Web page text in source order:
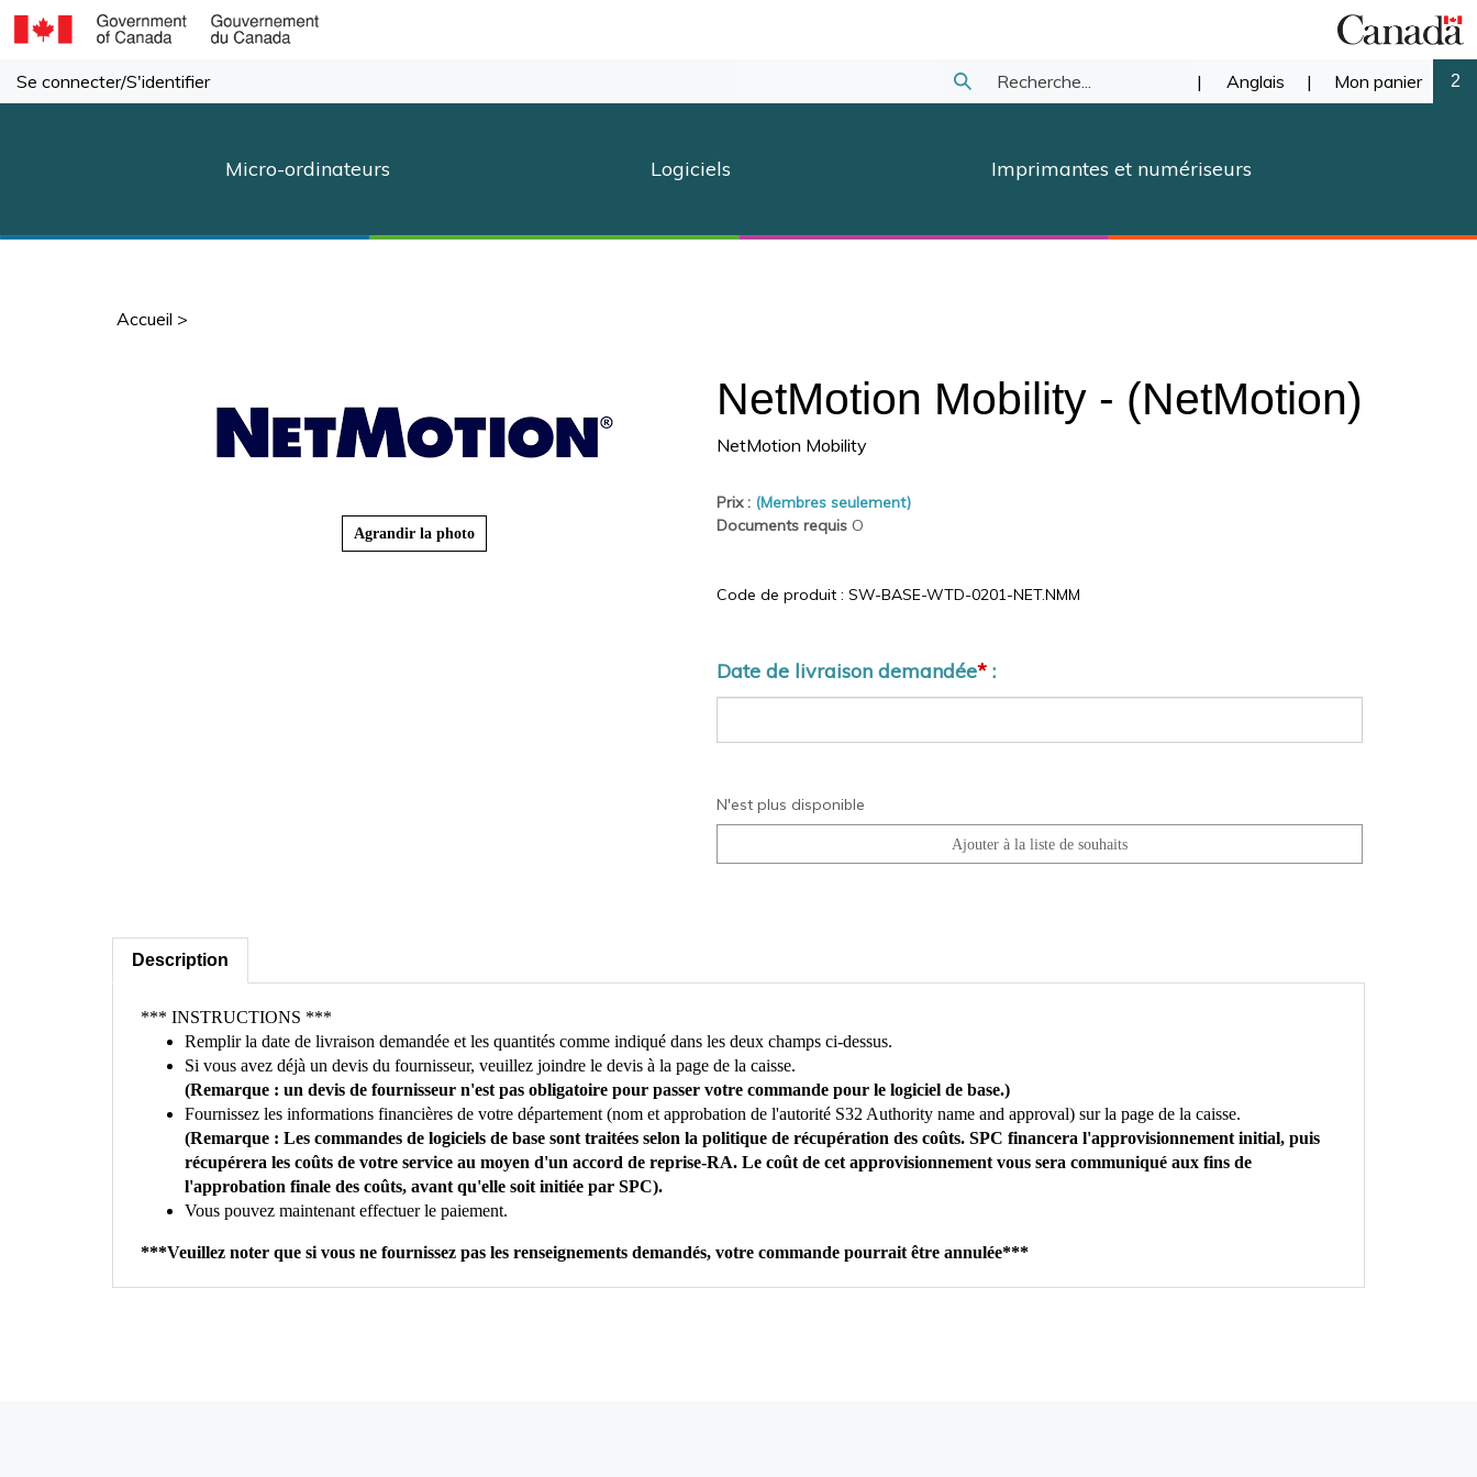
Passer
Se connecter/S'identifier
Recherche
notre
Soumettre
recherche
| Anglais | Mon panier 2
Micro-ordinateurs Logiciels Imprimantes et numériseurs
Accueil >
Agrandir la photo
NetMotion Mobility - (NetMotion)
NetMotion Mobility
Prix : (Membres seulement)
Documents requis O
Code de produit : SW-BASE-WTD-0201-NET.NMM
Date de livraison demandée* :
N'est plus disponible
Description
*** INSTRUCTIONS ***
Remplir la date de livraison demandée et les quantités comme indiqué dans les deux champs ci-dessus.
Si vous avez déjà un devis du fournisseur, veuillez joindre le devis à la page de la caisse.
(Remarque : un devis de fournisseur n'est pas obligatoire pour passer votre commande pour le logiciel de base.)
Fournissez les informations financières de votre département (nom et approbation de l'autorité S32 Authority name and approval) sur la page de la caisse.
(Remarque : Les commandes de logiciels de base sont traitées selon la politique de récupération des coûts. SPC financera l'approvisionnement initial, puis
récupérera les coûts de votre service au moyen d'un accord de reprise-RA. Le coût de cet approvisionnement vous sera communiqué aux fins de
l'approbation finale des coûts, avant qu'elle soit initiée par SPC).
Vous pouvez maintenant effectuer le paiement.
***Veuillez noter que si vous ne fournissez pas les renseignements demandés, votre commande pourrait être annulée***